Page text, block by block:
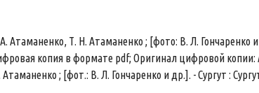
Атаманенко, Т. Н. Атаманенко ; [фото: В. Л. Гончаренко
копия в формате pdf; Оригинал цифровой
; [фот.: В. Л. Гончаренко и др.]. - Сургут :